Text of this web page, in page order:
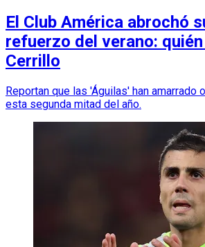
El Club América abrochó
refuerzo del verano:
Cerrillo
Reportan que las 'Águilas' han amarrado
esta segunda mitad del año.